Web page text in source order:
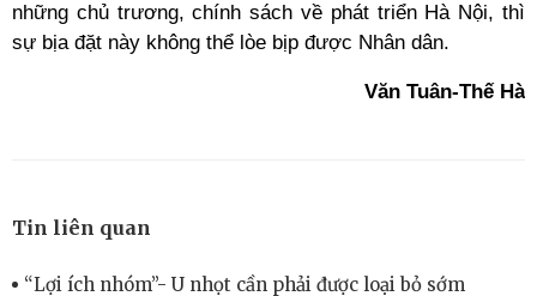
những chủ trương, chính sách về phát triển Hà Nội, thì
sự bịa đặt này không thể lòe bịp được Nhân dân.
Văn Tuân-Thế Hà
Tin liên quan
“Lợi ích nhóm”- U nhọt cần phải được loại bỏ sớm